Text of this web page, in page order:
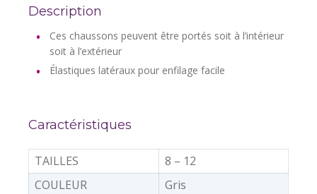
Description
Ces chaussons peuvent être portés soit à l’intérieur
soit à l’extérieur
Élastiques latéraux pour enfilage facile
Caractéristiques
TAILLES
8 – 12
COULEUR
Gris